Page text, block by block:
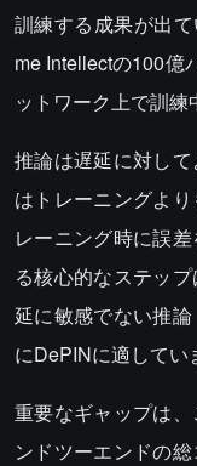
訓練する成果が出
me Intellectの100億
ットワーク上で訓練
推論は遅延に対し
はトレーニングよ
レーニング時に誤
る核心的なステッ
延に敏感でない推
にDePINに適してい
重要なギャップは
ンドツーエンドの